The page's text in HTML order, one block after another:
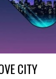
CITY